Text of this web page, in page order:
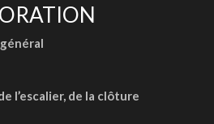
l’escalier, de la clôture